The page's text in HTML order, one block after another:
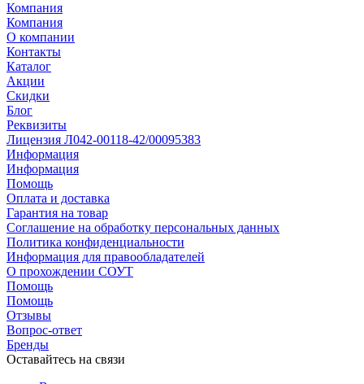
Компания
Компания
О компании
Контакты
Каталог
Акции
Скидки
Блог
Реквизиты
Лицензия Л042-00118-42/00095383
Информация
Информация
Помощь
Оплата и доставка
Гарантия на товар
Соглашение на обработку персональных данных
Политика конфиденциальности
Информация для правообладателей
О прохождении СОУТ
Помощь
Помощь
Отзывы
Вопрос-ответ
Бренды
Оставайтесь на связи